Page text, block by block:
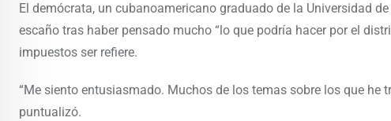
El demócrata, un cubanoamericano graduado de la Universidad
escaño tras haber pensado mucho “lo que podría hacer por el
impuestos ser refiere.
“Me siento entusiasmado. Muchos de los temas sobre los que he
puntualizó.